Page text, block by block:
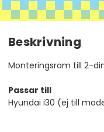
Beskrivning
Monteringsram till 2-
Passar till
Hyundai i30 (ej till